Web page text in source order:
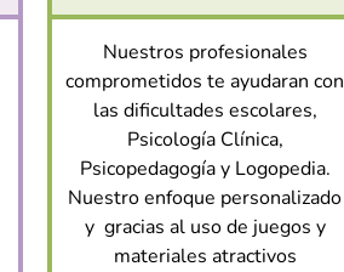
Nuestros profesionales
comprometidos te ayudaran con
las dificultades escolares,
Psicología Clínica,
Psicopedagogía y Logopedia.
Nuestro enfoque personalizado
y gracias al uso de juegos y
materiales atractivos